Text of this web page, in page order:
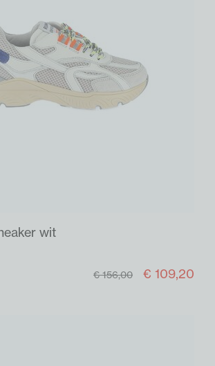
wit
€ 156,00 € 109,20